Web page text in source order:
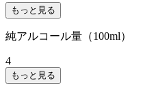
もっと見る
純アルコール量（100ml）
4
もっと見る